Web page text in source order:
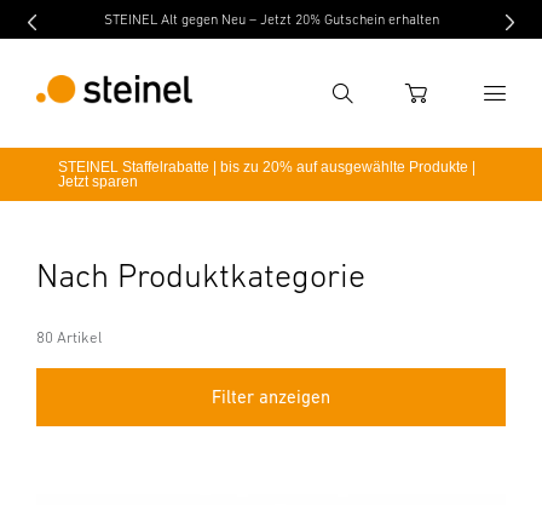
STEINEL Alt gegen Neu – Jetzt 20% Gutschein erhalten
Suche
Suchbegriff eingeben
WARENKORB
STEINEL Staffelrabatte | bis zu 20% auf ausgewählte Produkte |
Jetzt sparen
Nach Produktkategorie
80 Artikel
Filter anzeigen